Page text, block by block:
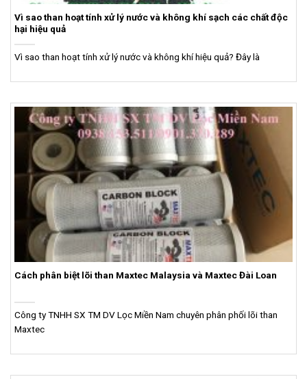
Vì sao than hoạt tính xử lý nước và không khí sạch các chất độc
hại hiệu quả
Vì sao than hoạt tính xử lý nước và không khí hiệu quả? Đây là
Cách phân biệt lõi than Maxtec Malaysia và Maxtec Đài Loan
Công ty TNHH SX TM DV Lọc Miền Nam chuyên phân phối lõi than
Maxtec